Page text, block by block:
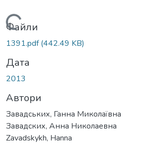
Вантажиться...
Файли
1391.pdf(442.49 KB)
Дата
2013
Автори
Завадських, Ганна Миколаївна
Завадских, Анна Николаевна
Zavadskykh, Hanna